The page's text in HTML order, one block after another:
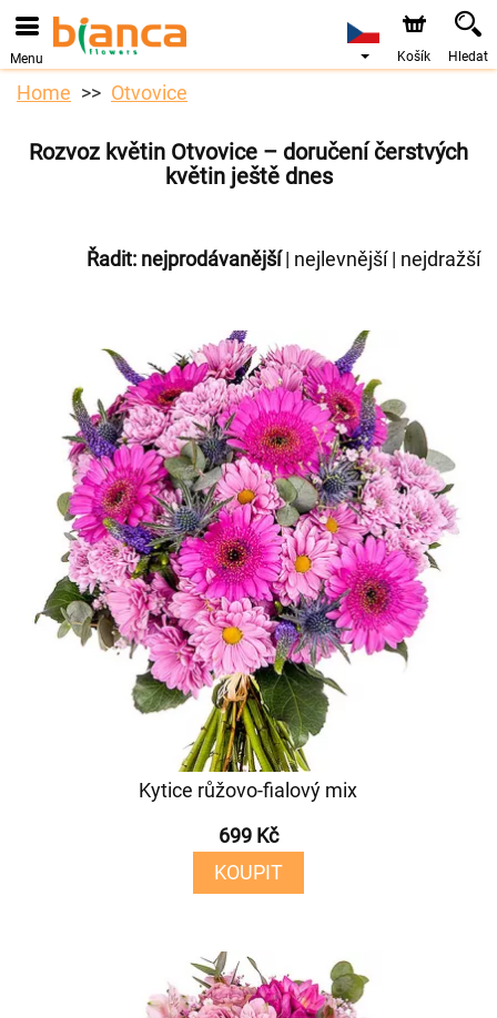
Menu Košík Hledat
Home Otvovice
Rozvoz květin Otvovice – doručení čerstvých
květin ještě dnes
Řadit: nejprodávanější| nejlevnější| nejdražší
Kytice růžovo-fialový mix
699 Kč
KOUPIT